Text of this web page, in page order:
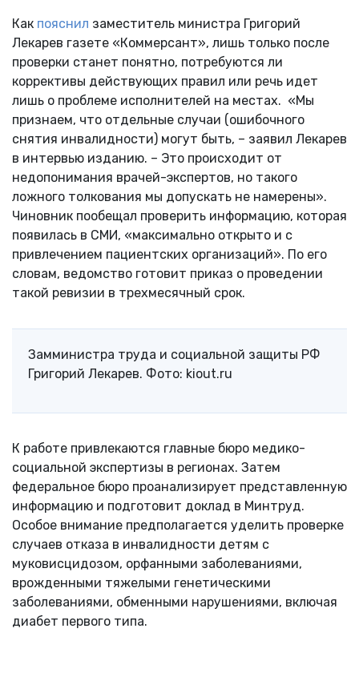
Как пояснил заместитель министра Григорий
Лекарев газете «Коммерсант», лишь только после
проверки станет понятно, потребуются ли
коррективы действующих правил или речь идет
лишь о проблеме исполнителей на местах. «Мы
признаем, что отдельные случаи (ошибочного
снятия инвалидности) могут быть, – заявил Лекарев
в интервью изданию. – Это происходит от
недопонимания врачей-экспертов, но такого
ложного толкования мы допускать не намерены».
Чиновник пообещал проверить информацию, которая
появилась в СМИ, «максимально открыто и с
привлечением пациентских организаций». По его
словам, ведомство готовит приказ о проведении
такой ревизии в трехмесячный срок.
Замминистра труда и социальной защиты РФ
Григорий Лекарев. Фото: kiout.ru
К работе привлекаются главные бюро медико-
социальной экспертизы в регионах. Затем
федеральное бюро проанализирует представленную
информацию и подготовит доклад в Минтруд.
Особое внимание предполагается уделить проверке
случаев отказа в инвалидности детям с
муковисцидозом, орфанными заболеваниями,
врожденными тяжелыми генетическими
заболеваниями, обменными нарушениями, включая
диабет первого типа.